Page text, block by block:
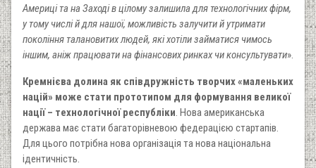
Америці та на Заході в цілому залишила для технологічних фірм,
у тому числі й для нашої, можливість залучити й утримати
покоління талановитих людей, які хотіли займатися чимось
іншим, аніж працювати на фінансових ринках чи консультувати».
Кремнієва долина як співдружність творчих «маленьких
націй» може стати прототипом для формування великої
нації – технологічної республіки. Нова американська
держава має стати багаторівневою федерацією стартапів.
Для цього потрібна нова організація та нова національна
ідентичність.